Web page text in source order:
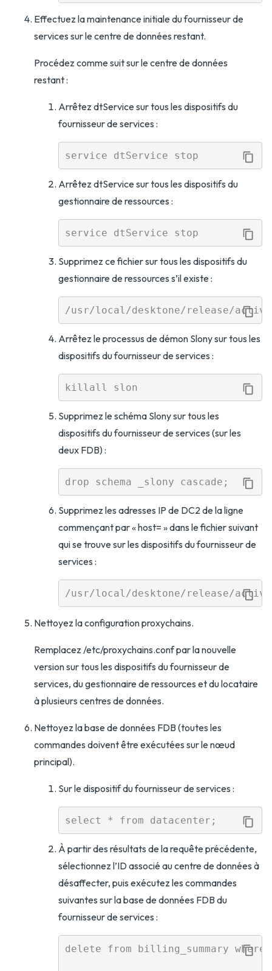
Effectuez la maintenance initiale du fournisseur de
services sur le centre de données restant.
Procédez comme suit sur le centre de données
restant :
Arrêtez dtService sur tous les dispositifs du
fournisseur de services :
Arrêtez dtService sur tous les dispositifs du
gestionnaire de ressources :
Supprimez ce fichier sur tous les dispositifs du
gestionnaire de ressources s’il existe :
Arrêtez le processus de démon Slony sur tous les
dispositifs du fournisseur de services :
Supprimez le schéma Slony sur tous les
dispositifs du fournisseur de services (sur les
deux FDB) :
Supprimez les adresses IP de DC2 de la ligne
commençant par « host= » dans le fichier suivant
qui se trouve sur les dispositifs du fournisseur de
services :
Nettoyez la configuration proxychains.
Remplacez /etc/proxychains.conf par la nouvelle
version sur tous les dispositifs du fournisseur de
services, du gestionnaire de ressources et du locataire
à plusieurs centres de données.
Nettoyez la base de données FDB (toutes les
commandes doivent être exécutées sur le nœud
principal).
Sur le dispositif du fournisseur de services :
À partir des résultats de la requête précédente,
sélectionnez l’ID associé au centre de données à
désaffecter, puis exécutez les commandes
suivantes sur la base de données FDB du
fournisseur de services :
delete from billing_summary